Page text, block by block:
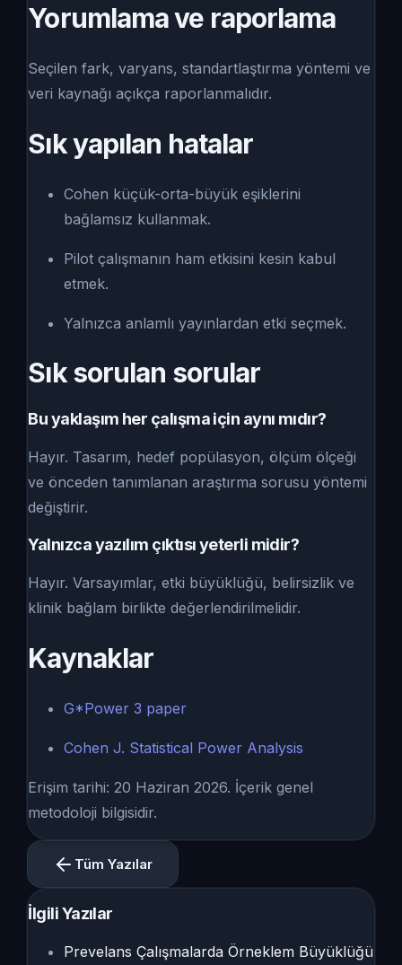
Yorumlama ve raporlama
Seçilen fark, varyans, standartlaştırma yöntemi ve
veri kaynağı açıkça raporlanmalıdır.
Sık yapılan hatalar
Cohen küçük-orta-büyük eşiklerini
bağlamsız kullanmak.
Pilot çalışmanın ham etkisini kesin kabul
etmek.
Yalnızca anlamlı yayınlardan etki seçmek.
Sık sorulan sorular
Bu yaklaşım her çalışma için aynı mıdır?
Hayır. Tasarım, hedef popülasyon, ölçüm ölçeği
ve önceden tanımlanan araştırma sorusu yöntemi
değiştirir.
Yalnızca yazılım çıktısı yeterli midir?
Hayır. Varsayımlar, etki büyüklüğü, belirsizlik ve
klinik bağlam birlikte değerlendirilmelidir.
Kaynaklar
G*Power 3 paper
Cohen J. Statistical Power Analysis
Erişim tarihi: 20 Haziran 2026. İçerik genel
metodoloji bilgisidir.
Tüm Yazılar
İlgili Yazılar
Prevelans Çalışmalarda Örneklem Büyüklüğü